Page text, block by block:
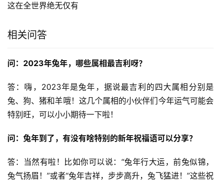
这在全世界绝无仅有
相关问答
问：2023年兔年，哪些属相最吉利呀？
答：嗨，2023年是兔年，据说最吉利的四大属相分别是
兔、狗、猪和羊哦！这几个属相的小伙伴们今年运气可能会
特别旺，可以小小期待一下啦！
问：兔年到了，有没有啥特别的新年祝福语可以分享？
答：当然有啦！比如你可以说：“兔年行大运，前兔似锦，
兔气扬眉！”或者“兔年吉祥，步步高升，兔飞猛进！”这些祝